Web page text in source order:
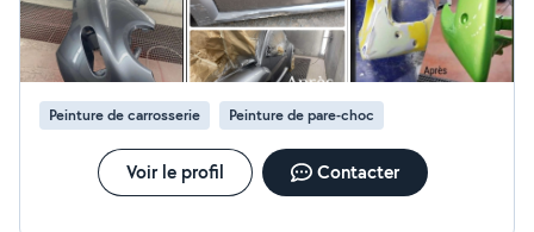
Peinture de carrosserie Peinture de pare-choc
Voir le profil Contacter